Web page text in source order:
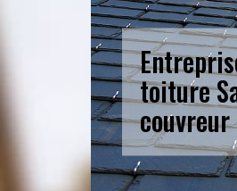
toiture